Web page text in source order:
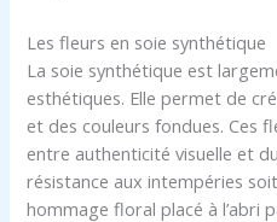
Les fleurs en soie synthétique
La soie synthétique est
esthétiques. Elle permet de
et des couleurs fondues. Ces
entre authenticité visuelle et
résistance aux intempéries
hommage floral placé à l’abri